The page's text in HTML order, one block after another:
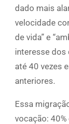
dado mais
velocidade
de vida” e
interesse
até 40 vezes
anteriores.
Essa
vocação: